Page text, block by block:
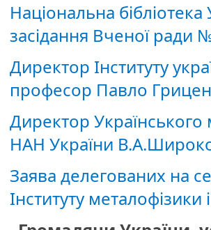
Національна
засідання Вченої ради
Директор Інституту
професор Павло
Директор
НАН України
Заява делегованих на
Інституту